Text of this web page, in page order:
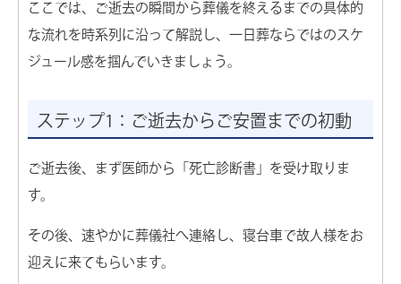
ここでは、ご逝去の瞬間から葬儀を終えるまでの具体的
な流れを時系列に沿って解説し、一日葬ならではのスケ
ジュール感を掴んでいきましょう。
ステップ1：ご逝去からご安置までの初動
ご逝去後、まず医師から「死亡診断書」を受け取りま
す。
その後、速やかに葬儀社へ連絡し、寝台車で故人様をお
迎えに来てもらいます。